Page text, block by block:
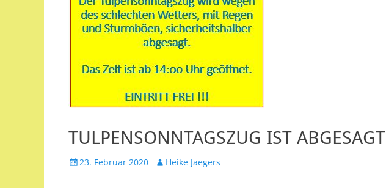
TULPENSONNTAGSZUG IST ABGESAGT
Veröffentlicht
23. Februar 2020 AutorHeike Jaegers